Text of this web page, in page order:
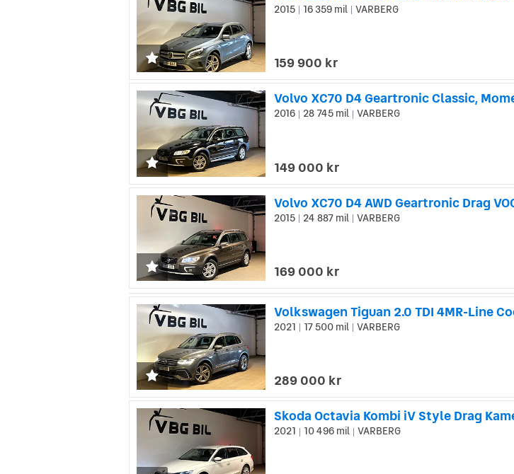
2015 16 359 mil VARBERG
159 900 kr
Volvo XC70 D4 Geartronic Classic,
2016 28 745 mil VARBERG
149 000 kr
Volvo XC70 D4 AWD Geartronic Drag
2015 24 887 mil VARBERG
169 000 kr
Volkswagen Tiguan 2.0 TDI 4MR-Line
2021 17 500 mil VARBERG
289 000 kr
Skoda Octavia Kombi iV Style Drag
2021 10 496 mil VARBERG